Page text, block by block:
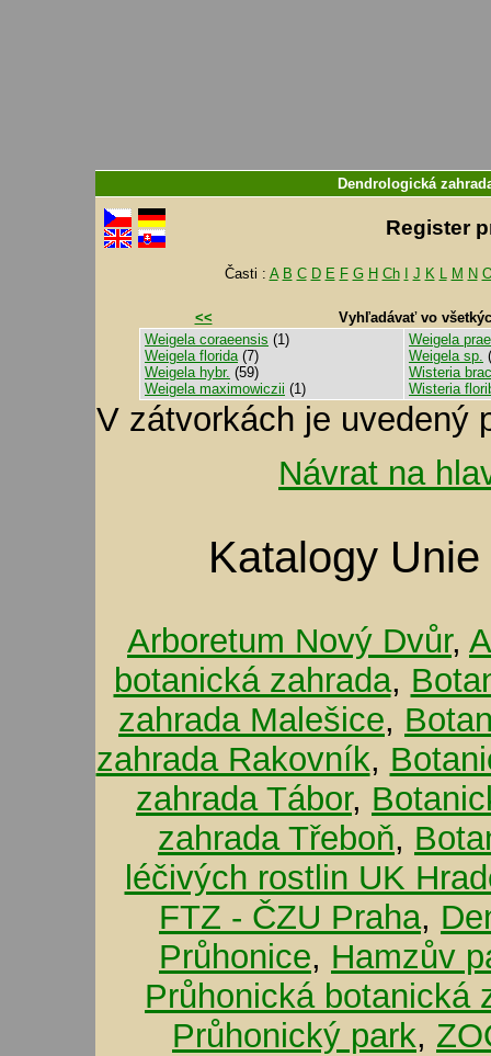
Dendrologická
Register
Časti : A B C D E F G H Ch J K L M N
<<
Vyhľadávať vo
Weigela coraeensis (1)
Weigela florida(7)
Weigela hybr. (59)
Weigela maximowiczii (1)
Weigela
Weigela sp.
Wisteria
Wisteria
V zátvorkách je uvedený
Návrat na
Katalogy
Arboretum Nový Dvůr,
botanická zahrada,
zahrada Malešice,
zahrada Rakovník,
zahrada Tábor,
zahrada Třeboň,
léčivých rostlin UK
FTZ - ČZU Praha,
Průhonice, Hamzův
Průhonická botanická
Průhonický park,